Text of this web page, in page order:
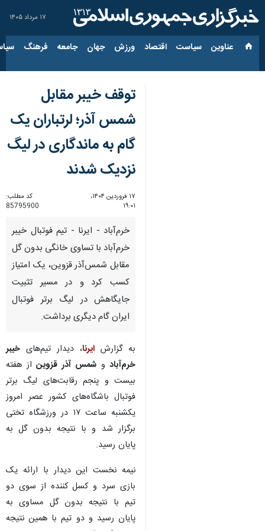
۱۷ مرداد ۱۴۰۵
عناوین‌ سیاست اقتصاد ورزش جهان جامعه فرهنگ
توقف خیبر مقابل
شمس آذر؛ لرتباران یک
گام به ماندگاری در لیگ
نزدیک‌ شدند
۱۷ فروردین ۱۴۰۴،
۱۹:۰۱
کد مطلب:
85795900
خرم‌آباد - ایرنا - تیم فوتبال خیبر
خرم‌آباد با تساوی خانگی بدون گل
مقابل شمس‌آذر قزوین، یک امتیاز
کسب کرد و در مسیر تثبیت
جایگاهش در لیگ برتر فوتبال
ایران گام دیگری برداشت.
به گزارش ایرنا، دیدار تیم‌های خیبر
خرم‌آباد و شمس آذر قزوین از هفته
بیست و پنجم رقابت‌های لیگ برتر
فوتبال باشگاه‌های کشور عصر امروز
یکشنبه ساعت ۱۷ در ورزشگاه تختی
برگزار شد و با نتیجه بدون گل به
پایان رسید.
نیمه نخست این دیدار با ارائه یک
بازی سرد و کسل کننده از سوی دو
تیم با نتیجه بدون گل مساوی به
پایان رسید و دو تیم با همین نتیجه